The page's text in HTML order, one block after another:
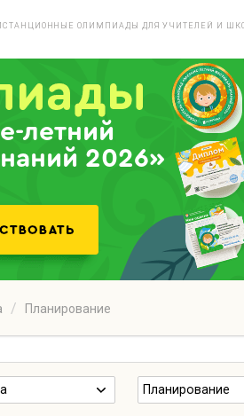
ОЛИМПИАДЫ ДЛЯ УЧИТЕЛЕЙ И
летний
2026»
Планирование
Планирование